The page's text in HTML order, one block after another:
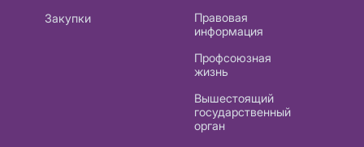
Закупки
Правовая
информация
Профсоюзная
жизнь
Вышестоящий
государственный
орган